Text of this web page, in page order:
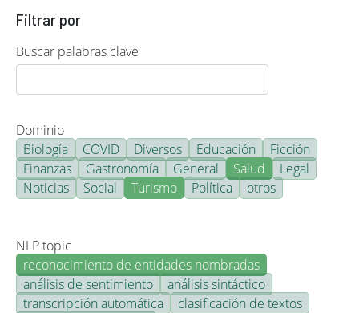
Filtrar por
Buscar palabras clave
Dominio
Biología
COVID Diversos Educación
Ficción
Finanzas
Gastronomía General Salud
Legal
Noticias
Social Turismo Política otros
NLP topic
reconocimiento de entidades nombradas
análisis de sentimiento
análisis sintáctico
transcripción automática
clasificación de textos